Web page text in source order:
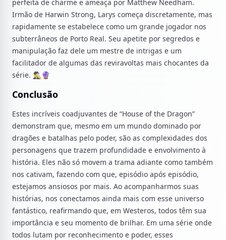
perfeita de charme e ameaça por Matthew Needham.
Irmão de Harwin Strong, Larys começa discretamente, mas
rapidamente se estabelece como um grande jogador nos
subterrâneos de Porto Real. Seu apetite por segredos e
manipulação faz dele um mestre de intrigas e um
facilitador de algumas das reviravoltas mais chocantes da
série. 🕵️‍♂️🔮
Conclusão
Estes incríveis coadjuvantes de “House of the Dragon”
demonstram que, mesmo em um mundo dominado por
dragões e batalhas pelo poder, são as complexidades dos
personagens que trazem profundidade e envolvimento à
história. Eles não só movem a trama adiante como também
nos cativam, fazendo com que, episódio após episódio,
estejamos ansiosos por mais. Ao acompanharmos suas
histórias, nos conectamos ainda mais com esse universo
fantástico, reafirmando que, em Westeros, todos têm sua
importância e seu momento de brilhar. Em uma série onde
todos lutam por reconhecimento e poder, esses